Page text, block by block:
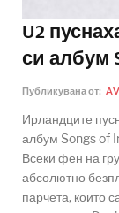
U2
си албум
Публикувана от:
Ирландците
албум Songs of
Всеки фен на
абсолютно
парчета, които